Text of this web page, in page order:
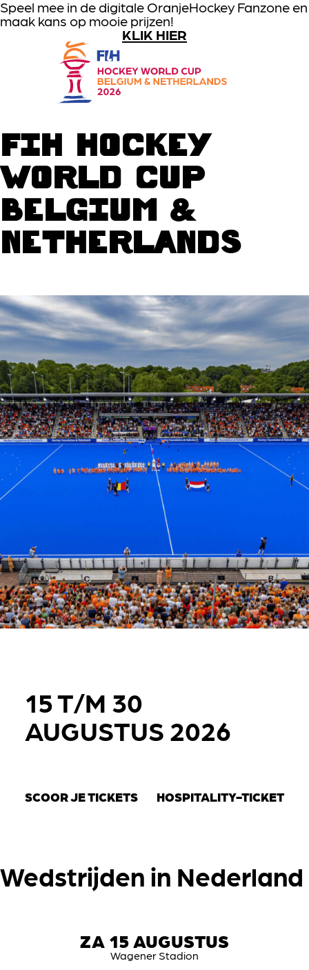
GA NAAR HOOFDINHOUD
Speel mee in de digitale OranjeHockey Fanzone en
maak kans op mooie prijzen!
KLIK HIER
FIH HOCKEY
WORLD CUP
BELGIUM &
NETHERLANDS
15 T/M 30
AUGUSTUS 2026
SCOOR JE TICKETS HOSPITALITY-TICKET
Wedstrijden in Nederland
ZA 15 AUGUSTUS
Wagener Stadion